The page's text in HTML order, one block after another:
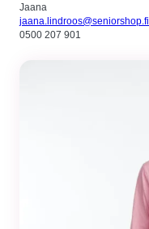
Jaana
jaana.lindroos@seniorshop.fi
0500 207 901